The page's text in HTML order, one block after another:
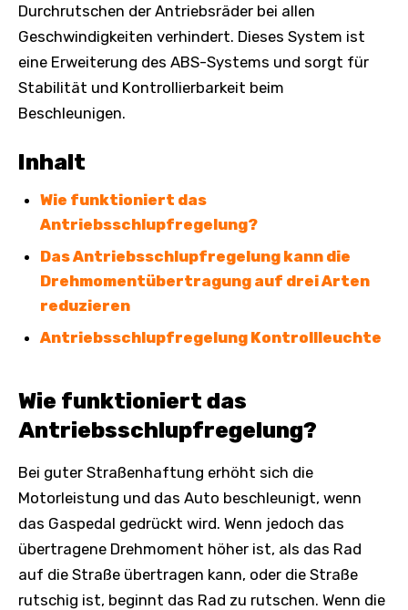
Durchrutschen der Antriebsräder bei allen
Geschwindigkeiten verhindert. Dieses System ist
eine Erweiterung des ABS-Systems und sorgt für
Stabilität und Kontrollierbarkeit beim
Beschleunigen.
Inhalt
Wie funktioniert das
Antriebsschlupfregelung?
Das Antriebsschlupfregelung kann die
Drehmomentübertragung auf drei Arten
reduzieren
Antriebsschlupfregelung Kontrollleuchte
Wie funktioniert das
Antriebsschlupfregelung?
Bei guter Straßenhaftung erhöht sich die
Motorleistung und das Auto beschleunigt, wenn
das Gaspedal gedrückt wird. Wenn jedoch das
übertragene Drehmoment höher ist, als das Rad
auf die Straße übertragen kann, oder die Straße
rutschig ist, beginnt das Rad zu rutschen. Wenn die